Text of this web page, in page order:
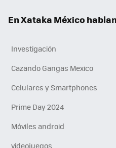
En Xataka México
Investigación
Cazando Gangas Mexico
Celulares y Smartphones
Prime Day 2024
Móviles android
videojuegos